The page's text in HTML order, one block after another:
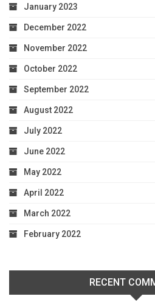
January 2023
December 2022
November 2022
October 2022
September 2022
August 2022
July 2022
June 2022
May 2022
April 2022
March 2022
February 2022
RECENT